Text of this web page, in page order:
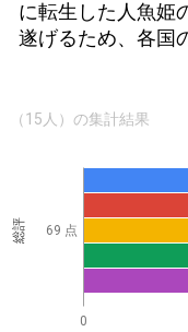
に転生した人魚姫
遂げるため、各国
（15人）の集計結果
0
69 点
総評